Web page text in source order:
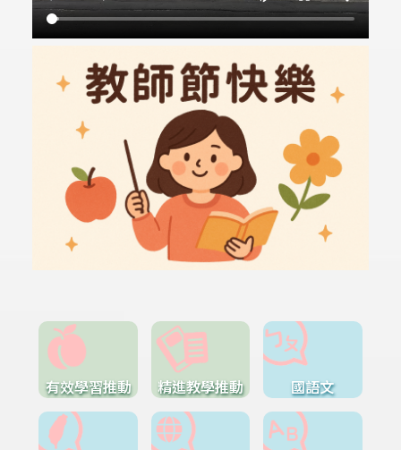
有效學習推動 精進教學推動 國語文